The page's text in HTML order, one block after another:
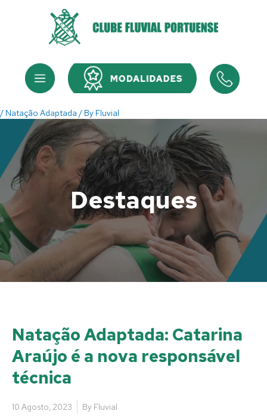
Menu Menu
/ Natação Adaptada / By Fluvial
Destaques
Natação Adaptada: Catarina
Araújo é a nova responsável
técnica
10 Agosto, 2023 By Fluvial